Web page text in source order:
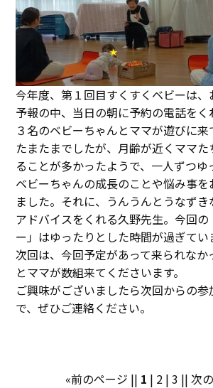
今年度、第１回目すくすくベビーは
予報の中、当日の朝に予約の電話をく
３名のベビーちゃんとママが遊びに
たまたまでしたが、月齢が近くママ
ることが多かったようで、一人ずつゆ
ベビーちゃんの成長のことや悩み事
ました。それに、うんうんとうなず
アドバイスをくれる久野先生。今回
ー」はゆったりとした時間が過ぎてい
次回は、今回予定があって来られなか
とママが数組来てくださいます。
ご興味がございましたら次回からの
で、ぜひご連絡ください。
«前のページ || 1 | 2| 3 || 次